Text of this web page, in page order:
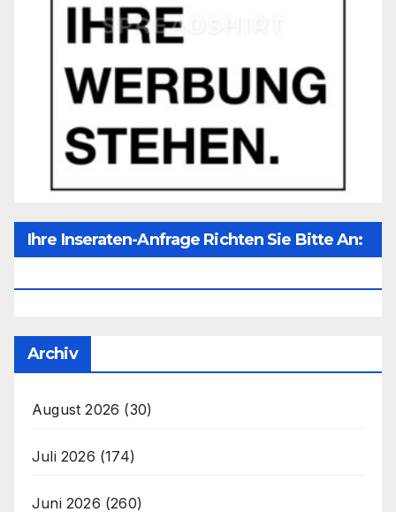
Ihre Inseraten-Anfrage Richten Sie Bitte An:
Archiv
August 2026 (30)
Juli 2026 (174)
Juni 2026 (260)